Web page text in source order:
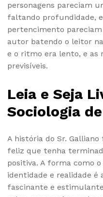
personagens pareciam
faltando profundidade,
pertencimento
autor batendo o leitor
e o ritmo era lento, e as
previsíveis.
Leia e Seja
Sociologia
A história do Sr.
feliz que tenha
positiva. A forma como
identidade e realidade é
fascinante e